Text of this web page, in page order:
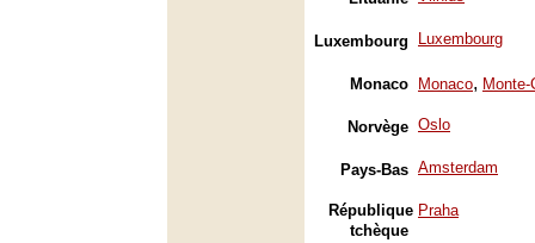
Luxembourg Luxembourg
Monaco Monaco, Monte-
Norvège Oslo
Pays-Bas Amsterdam
République
tchèque
Praha